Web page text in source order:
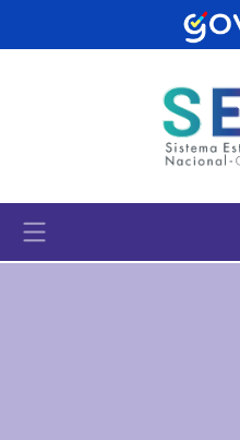
Pasar al contenido principal